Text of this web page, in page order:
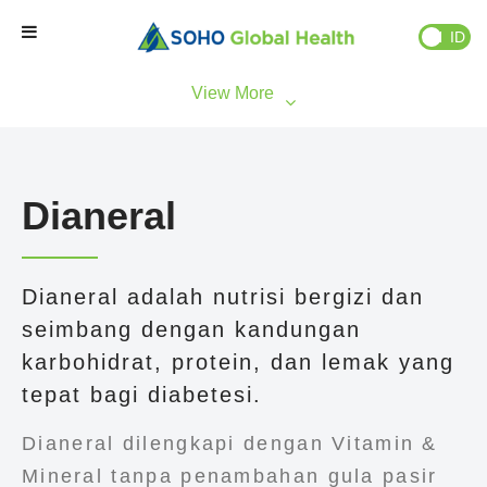
EN ID
Bisnis Kami
Tentang Kami
Natural Wellness
Dianeral
Dianeral adalah nutrisi bergizi dan
seimbang dengan kandungan
karbohidrat, protein, dan lemak yang
tepat bagi diabetesi.
Dianeral dilengkapi dengan Vitamin &
Mineral tanpa penambahan gula pasir